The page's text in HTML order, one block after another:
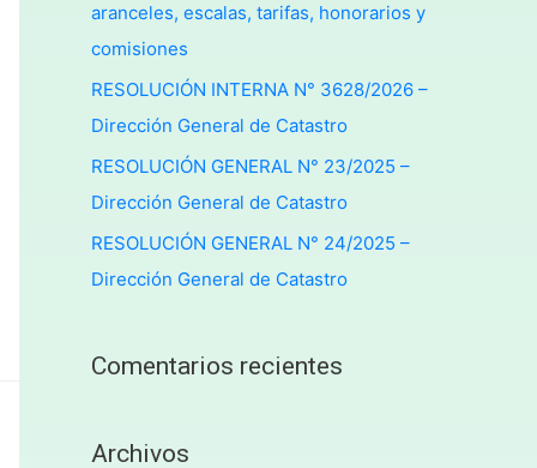
aranceles, escalas, tarifas, honorarios y
comisiones
RESOLUCIÓN INTERNA N° 3628/2026 –
Dirección General de Catastro
RESOLUCIÓN GENERAL N° 23/2025 –
Dirección General de Catastro
RESOLUCIÓN GENERAL N° 24/2025 –
Dirección General de Catastro
Comentarios recientes
Archivos